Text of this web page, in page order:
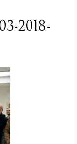
2018-